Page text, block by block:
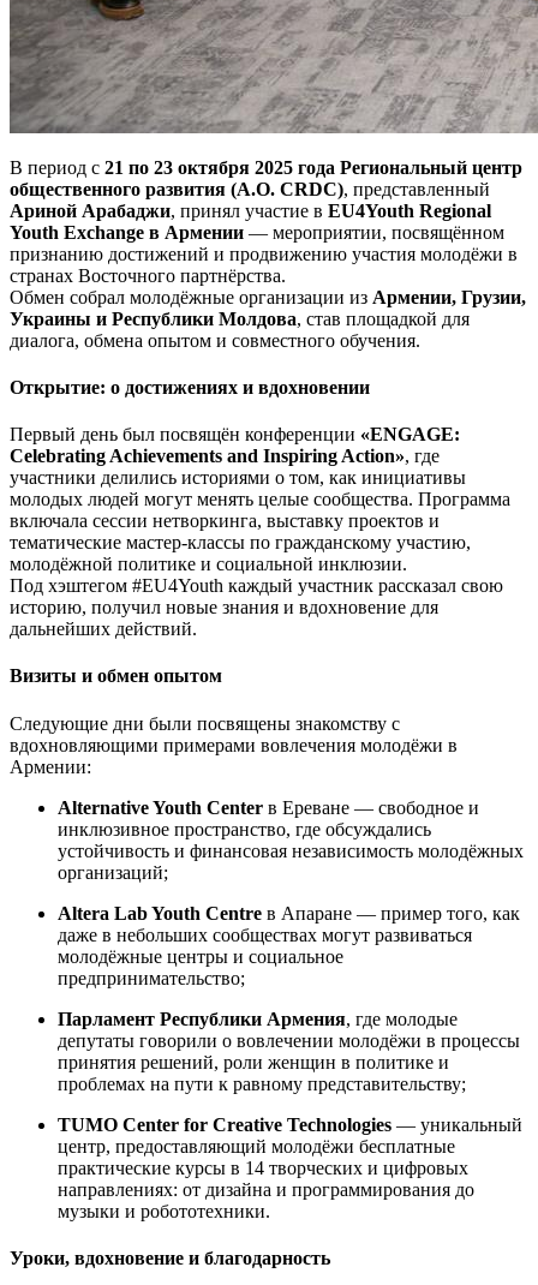
В период с 21 по 23 октября 2025 года Региональный центр
общественного развития (A.O. CRDC), представленный
Ариной Арабаджи, принял участие в EU4Youth Regional
Youth Exchange в Армении — мероприятии, посвящённом
признанию достижений и продвижению участия молодёжи в
странах Восточного партнёрства.
Обмен собрал молодёжные организации из Армении, Грузии,
Украины и Республики Молдова, став площадкой для
диалога, обмена опытом и совместного обучения.
Открытие: о достижениях и вдохновении
Первый день был посвящён конференции «ENGAGE:
Celebrating Achievements and Inspiring Action», где
участники делились историями о том, как инициативы
молодых людей могут менять целые сообщества. Программа
включала сессии нетворкинга, выставку проектов и
тематические мастер-классы по гражданскому участию,
молодёжной политике и социальной инклюзии.
Под хэштегом #EU4Youth каждый участник рассказал свою
историю, получил новые знания и вдохновение для
дальнейших действий.
Визиты и обмен опытом
Следующие дни были посвящены знакомству с
вдохновляющими примерами вовлечения молодёжи в
Армении:
Alternative Youth Center в Ереване — свободное и
инклюзивное пространство, где обсуждались
устойчивость и финансовая независимость молодёжных
организаций;
Altera Lab Youth Centre в Апаране — пример того, как
даже в небольших сообществах могут развиваться
молодёжные центры и социальное
предпринимательство;
Парламент Республики Армения, где молодые
депутаты говорили о вовлечении молодёжи в процессы
принятия решений, роли женщин в политике и
проблемах на пути к равному представительству;
TUMO Center for Creative Technologies — уникальный
центр, предоставляющий молодёжи бесплатные
практические курсы в 14 творческих и цифровых
направлениях: от дизайна и программирования до
музыки и робототехники.
Уроки, вдохновение и благодарность